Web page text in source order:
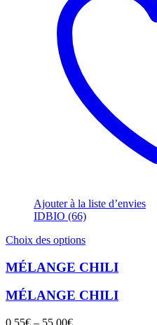
Ajouter à la liste d’envies
IDBIO (66)
Choix des optionsCe
a
plusieurs
variations.
Les
MÉLANGE CHILI
MÉLANGE CHILI
0,55€ – 55,00€